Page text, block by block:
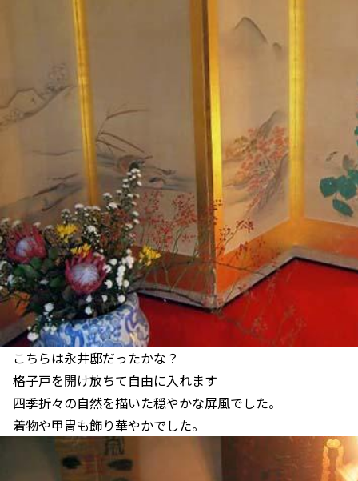
こちらは永井邸だったかな？
格子戸を開け放ちて自由に入れます
四季折々の自然を描いた穏やかな屏風でした。
着物や甲冑も飾り華やかでした。